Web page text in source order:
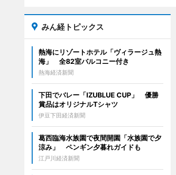
みん経トピックス
熱海にリゾートホテル「ヴィラージュ熱
海」 全82室バルコニー付き
熱海経済新聞
下田でバレー「IZUBLUE CUP」 優勝
賞品はオリジナルTシャツ
伊豆下田経済新聞
葛西臨海水族園で夜間開園「水族園で夕
涼み」 ペンギン夕暮れガイドも
江戸川経済新聞